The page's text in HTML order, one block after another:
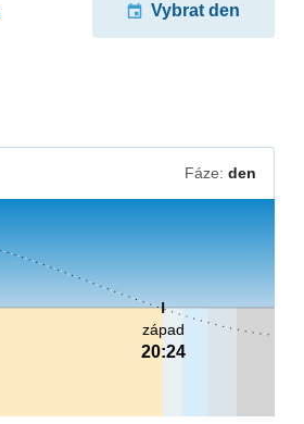
Vybrat den
Fáze: den
západ
20:24